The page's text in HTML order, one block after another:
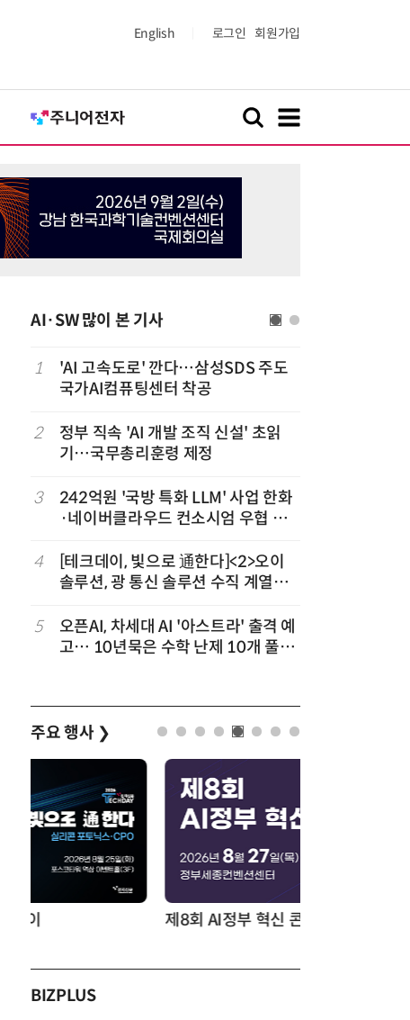
English 로그인 회원가입
AI·SW 많이 본 기사
1
'AI 고속도로' 깐다…삼성SDS 주도
국가AI컴퓨팅센터 착공
2
정부 직속 'AI 개발 조직 신설' 초읽
기…국무총리훈령 제정
3
242억원 '국방 특화 LLM' 사업 한화
·네이버클라우드 컨소시엄 우협 선
4
[테크데이, 빛으로 通한다]<2>오이
솔루션, 광 통신 솔루션 수직 계열
략'
5
오픈AI, 차세대 AI '아스트라' 출격 예
고… 10년묵은 수학 난제 10개 풀었
주요 행사 ❯
제8회 AI정부 혁신 콘퍼런스
BIZPLUS